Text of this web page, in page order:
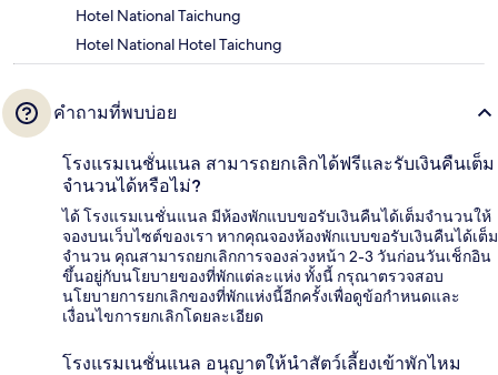
Hotel National Taichung
Hotel National Hotel Taichung
คำถามที่พบบ่อย
โรงแรมเนชั่นแนล สามารถยกเลิกได้ฟรีและรับเงินคืนเต็ม
จำนวนได้หรือไม่?
ได้ โรงแรมเนชั่นแนล มีห้องพักแบบขอรับเงินคืนได้เต็มจำนวนให้
จองบนเว็บไซต์ของเรา หากคุณจองห้องพักแบบขอรับเงินคืนได้เต็ม
จำนวน คุณสามารถยกเลิกการจองล่วงหน้า 2-3 วันก่อนวันเช็กอิน
ขึ้นอยู่กับนโยบายของที่พักแต่ละแห่ง ทั้งนี้ กรุณาตรวจสอบ
นโยบายการยกเลิกของที่พักแห่งนี้อีกครั้งเพื่อดูข้อกำหนดและ
เงื่อนไขการยกเลิกโดยละเอียด
โรงแรมเนชั่นแนล อนุญาตให้นำสัตว์เลี้ยงเข้าพักไหม